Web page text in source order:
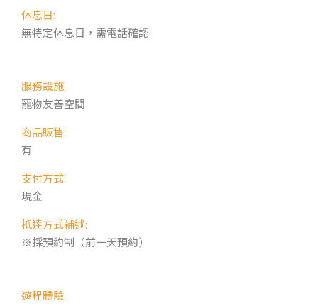
休息日:
無特定休息日，需電話確認
服務設施:
寵物友善空間
商品販售:
有
支付方式:
現金
抵達方式補述:
※採預約制（前一天預約）
遊程體驗: